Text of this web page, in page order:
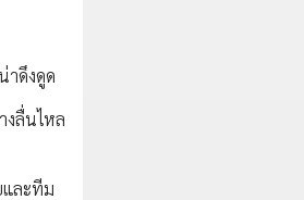
าดึงดูด
งลื่นไหล
และทีม